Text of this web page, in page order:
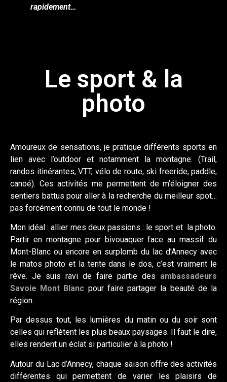
rapidement…
Le sport & la
photo
Amoureux de sensations, je pratique différents sports en
lien avec l’outdoor et notamment la montagne. (Trail,
randos itinérantes, VTT, vélo de route, ski freeride, paddle,
canoé). Ces activités me permettent de m’éloigner des
sentiers battus pour aller à la recherche du meilleur spot…
pas forcément connu de tout le monde !
Mon idéal : allier mes deux passions : le sport et la photo.
Partir en montagne pour bivouaquer face au massif du
Mont-Blanc ou encore en surplomb du lac d’Annecy avec
le matos photo et la tente dans le dos, c’est vraiment le
rêve. Je suis ravi de faire partie des ambassadeurs
Savoie Mont Blanc pour faire partager la beauté de la
région.
Par dessus tout, les lumières du matin ou du soir sont
celles qui reflètent les plus beaux paysages. Il faut le dire,
elles rendent un éclat si particulier à la photo !
Autour du Lac d’Annecy, chaque saison offre des activités
différentes qui permettent de varier les plaisirs de